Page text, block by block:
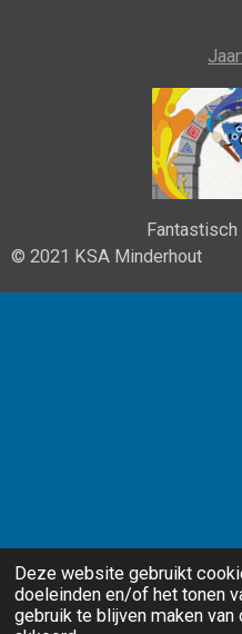
Deze website gebruikt
doeleinden en/of het tonen
gebruik te blijven maken
© 2021 KSA Minderhout